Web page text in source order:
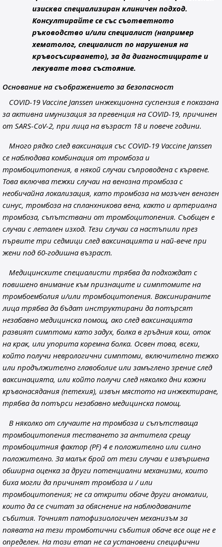
изисква специализиран клиничен подход.
Консултирайте се със съответното
ръководство и/или специалист (например
хематолог, специалист по нарушения на
кръвосъсирването), за да диагностицирате и
лекувате това състояние.
Основание на съображението за безопасност
COVID-19 Vaccine Janssen инжекционна суспензия е показана
за активна имунизация за превенция на COVID-19, причинен
от SARS-CoV-2, при лица на възраст 18 и повече години.
Много рядко след ваксинация със COVID-19 Vaccine Janssen
се наблюдава комбинация от тромбоза и
тромбоцитопения, в някой случаи съпроводена с кървене.
Това включва тежки случаи на венозна тромбоза с
необичайна локализация, като тромбоза на мозъчен венозен
синус, тромбоза на спланхникова вена, както и артериална
тромбоза, съпътствани от тромбоцитопения. Съобщен е
случаи с летален изход. Тези случаи са настъпили през
първите три седмици след ваксинацията и най-вече при
жени под 60-годишна възраст.
Медицинските специалисти трябва да подхождат с
повишено внимание към признаците и симптомите на
тромбоемболия и/или тромбоцитопения. Ваксинираните
лица трябва да бъдат инструктирани да потърсят
незабавно медицинска помощ, ако след ваксинацията
развият симптоми като задух, болка в гръдния кош, оток
на крак, или упорита коремна болка. Освен това, всеки,
който получи неврологични симптоми, включително тежко
или продължително главоболие или замъглено зрение след
ваксинацията, или който получи след няколко дни кожни
кръвонасядания (петехия), извън мястото на инжектиране,
трябва да потърси незабавно медицинска помощ.
В няколко от случаите на тромбоза и съпътстваща
тромбоцитопения тестването за антитела срещу
тромбоцитния фактор (PF) 4 е положително или силно
положително. За малък брой от тези случаи е извършена
обширна оценка за други потенциални механизми, които
биха могли да причинят тромбоза и / или
тромбоцитопения; не са открити обаче други аномалии,
които да се считат за обяснение на наблюдаваните
събития. Точният патофизиологичен механизъм за
появата на тези тромботични събития обаче все още не е
определен. На този етап не са установени специфични